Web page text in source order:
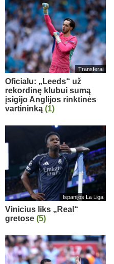
Transferai
Oficialu: „Leeds“ už
rekordinę klubui sumą
įsigijo Anglijos rinktinės
vartininką (1)
Ispanijos La Liga
Vinicius liks „Real“
gretose (5)